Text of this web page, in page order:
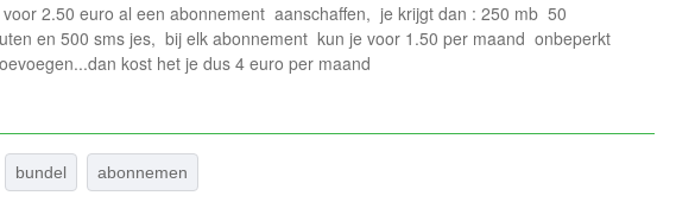
2.50 euro al een abonnement aanschaffen, je krijgt dan : 250 mb 50
en 500 sms jes, bij elk abonnement kun je voor 1.50 per maand onbeperkt
kost het je dus 4 euro per maand
bundel abonnemen